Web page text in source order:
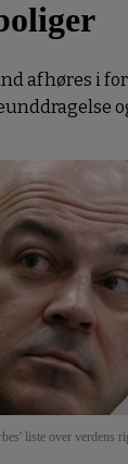
afhøres i
liste over verdens